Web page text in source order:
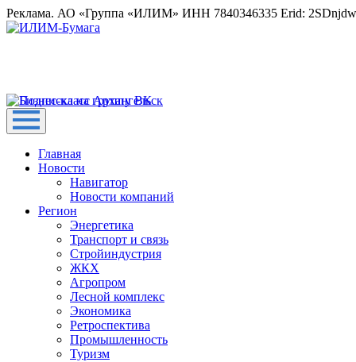
Реклама. АО «Группа «ИЛИМ» ИНН 7840346335 Erid:
Главная
Новости
Навигатор
Новости компаний
Регион
Энергетика
Транспорт и связь
Стройиндустрия
ЖКХ
Агропром
Лесной комплекс
Экономика
Ретроспектива
Промышленность
Туризм